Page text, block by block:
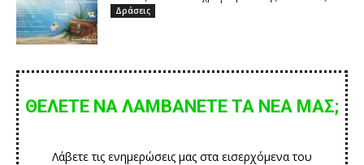
Δράσεις
ΘΕΛΕΤΕ ΝΑ ΛΑΜΒΑΝΕΤΕ ΤΑ ΝΕΑ ΜΑΣ;
Λάβετε τις ενημερώσεις μας στα εισερχόμενα του